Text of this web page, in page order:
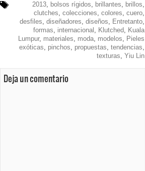
2013, bolsos rígidos, brillantes, brillos,
clutches, colecciones, colores, cuero,
desfiles, diseñadores, diseños, Entretanto,
formas, internacional , Klutched, Kuala
Lumpur, materiales, moda, modelos, Pieles
exóticas, pinchos, propuestas, tendencias,
texturas, Yiu Lin
Deja un comentario